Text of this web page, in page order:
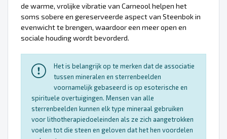
de warme, vrolijke vibratie van Carneool helpen het
soms sobere en gereserveerde aspect van Steenbok in
evenwicht te brengen, waardoor een meer open en
sociale houding wordt bevorderd.
Het is belangrijk op te merken dat de associatie
tussen mineralen en sterrenbeelden
voornamelijk gebaseerd is op esoterische en
spirituele overtuigingen. Mensen van alle
sterrenbeelden kunnen elk type mineraal gebruiken
voor lithotherapiedoeleinden als ze zich aangetrokken
voelen tot die steen en geloven dat het hen voordelen